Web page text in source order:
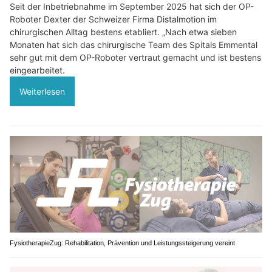
Seit der Inbetriebnahme im September 2025 hat sich der OP-
Roboter Dexter der Schweizer Firma Distalmotion im
chirurgischen Alltag bestens etabliert. „Nach etwa sieben
Monaten hat sich das chirurgische Team des Spitals Emmental
sehr gut mit dem OP-Roboter vertraut gemacht und ist bestens
eingearbeitet.
Weiterlesen
FysiotherapieZug: Rehabilitation, Prävention und Leistungssteigerung vereint